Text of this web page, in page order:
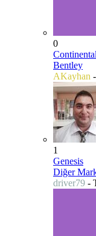
0
Bentley
AKayhan
1
Genesis
Diğer
driver79 -